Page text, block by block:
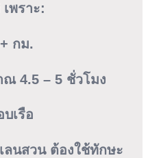
พราะ:
กม.
ณ 4.5 – 5 ชั่วโมง
เรือ
ลนสวน ต้องใช้ทักษะ